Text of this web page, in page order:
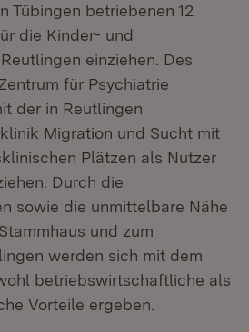
Tübingen betriebenen 12
die Kinder- und
einziehen. Des
für Psychiatrie
der in Reutlingen
Migration und Sucht mit
Plätzen als Nutzer
Durch die
sowie die unmittelbare Nähe
und zum
werden sich mit dem
betriebswirtschaftliche als
Vorteile ergeben.